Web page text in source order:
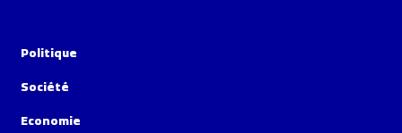
Politique
Société
Economie